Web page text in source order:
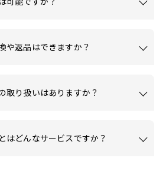
や返品はできますか？
取り扱いはありますか？
はどんなサービスですか？